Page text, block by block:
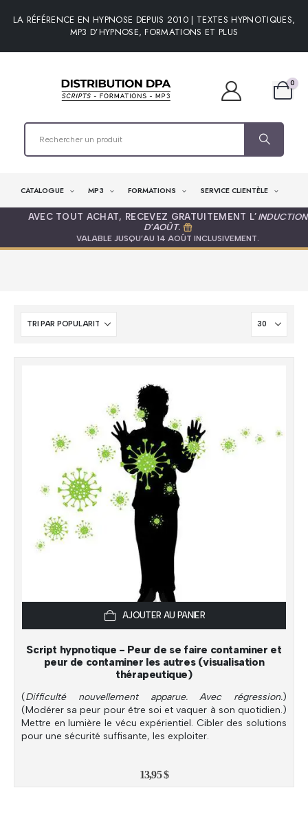
LA RÉFÉRENCE EN HYPNOSE DEPUIS 2010 | TEXTES HYPNOTIQUES,
MP3 D’HYPNOSE, FORMATIONS ET PLUS
0
CATALOGUE MP3 FORMATIONS SERVICE CLIENTÈLE
AVEC TOUT ACHAT, RECEVEZ GRATUITEMENT L’ INDUCTION
D'AOÛT.
VALABLE JUSQU’AU 14 AOÛT INCLUSIVEMENT.
AJOUTER AU PANIER
Script hypnotique - Peur de se faire contaminer et
peur de contaminer les autres (visualisation
thérapeutique)
(Difficulté nouvellement apparue. Avec régression.)
(Modérer sa peur pour être soi et vaquer à son quotidien.)
Mettre en lumière le vécu expérientiel. Cibler des solutions
pour une sécurité suffisante, les exploiter.
13,95$